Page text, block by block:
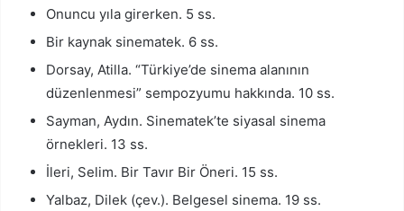
Onuncu yıla girerken. 5 ss.
Bir kaynak sinematek. 6 ss.
Dorsay, Atilla. “Türkiye’de sinema alanının
düzenlenmesi” sempozyumu hakkında. 10 ss.
Sayman, Aydın. Sinematek’te siyasal sinema
örnekleri. 13 ss.
İleri, Selim. Bir Tavır Bir Öneri. 15 ss.
Yalbaz, Dilek (çev.). Belgesel sinema. 19 ss.